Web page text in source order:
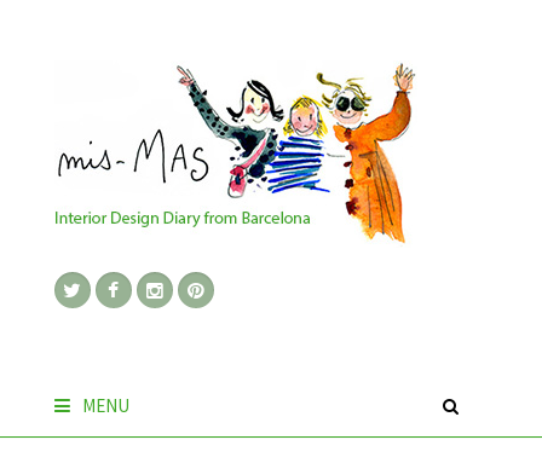
MENU